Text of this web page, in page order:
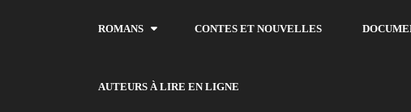
ROMANS CONTES ET NOUVELLES
AUTEURS À LIRE EN LIGNE